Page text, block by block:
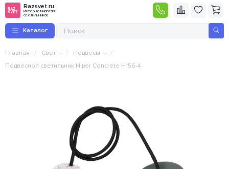
Razsvet.ru
Интернет-магазин
светильников
Каталог
Главная / Свет / Подвесы /
Подвесной светильник Hiper Concrete H156-4